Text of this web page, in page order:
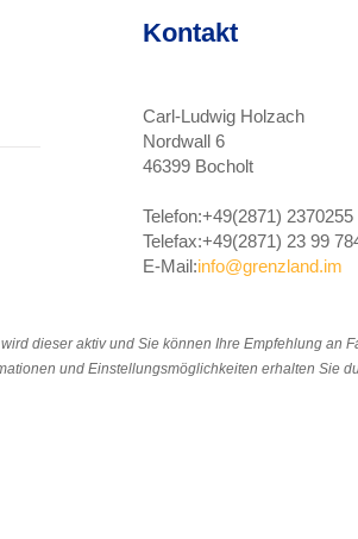
Kontakt
Carl-Ludwig Holzach
Nordwall 6
46399 Bocholt
Telefon:+49(2871) 2370255
Telefax:+49(2871) 23 99
E-Mail:info@grenzland.im
dieser aktiv und Sie können Ihre Empfehlung an
und Einstellungsmöglichkeiten erhalten Sie